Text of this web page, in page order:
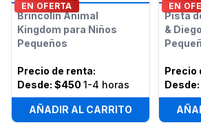
EN OFERTA
Brincolín Animal
Kingdom para Niños
Pequeños
Precio de renta:
Desde: $450 1-4 horas
AÑADIR AL CARRITO
EN
Pista
&
Precio
Desde: